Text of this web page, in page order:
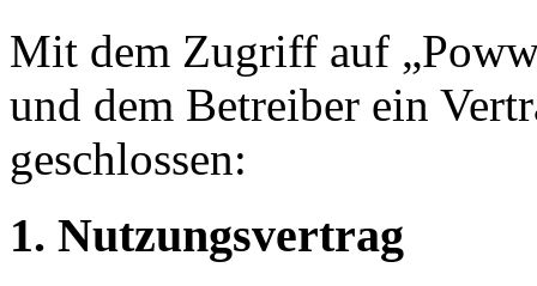
Mit dem Zugriff auf
und dem Betreiber ein
geschlossen:
1. Nutzungsvertrag